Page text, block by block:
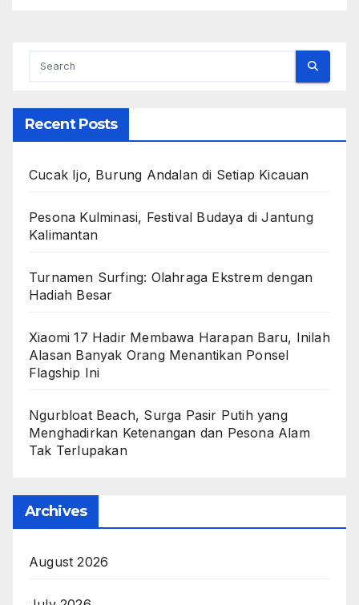
Recent Posts
Cucak Ijo, Burung Andalan di Setiap Kicauan
Pesona Kulminasi, Festival Budaya di Jantung
Kalimantan
Turnamen Surfing: Olahraga Ekstrem dengan
Hadiah Besar
Xiaomi 17 Hadir Membawa Harapan Baru, Inilah
Alasan Banyak Orang Menantikan Ponsel
Flagship Ini
Ngurbloat Beach, Surga Pasir Putih yang
Menghadirkan Ketenangan dan Pesona Alam
Tak Terlupakan
Archives
August 2026